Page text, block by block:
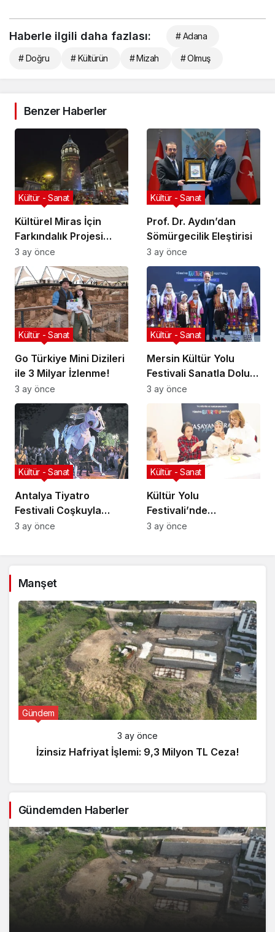
Haberle ilgili daha fazlası: # Adana
# Doğru # Kültürün # Mizah # Olmuş
Benzer Haberler
Kültürel Miras İçin
Farkındalık Projesi
Başlıyor
Kültür - Sanat
3 ay önce
Prof. Dr. Aydın’dan
Sömürgecilik Eleştirisi
Kültür - Sanat
3 ay önce
Go Türkiye Mini Dizileri
ile 3 Milyar İzlenme!
Kültür - Sanat
3 ay önce
Mersin Kültür Yolu
Festivali Sanatla Dolu
Geçiyor!
Kültür - Sanat
3 ay önce
Antalya Tiyatro
Festivali Coşkuyla
Başladı!
Kültür - Sanat
3 ay önce
Kültür Yolu
Festivali’nde
Geleneksel Sanatlar
Kültür - Sanat
3 ay önce
Manşet
Gündem
3 ay önce
İzinsiz Hafriyat İşlemi: 9,3 Milyon TL Ceza!
Gündemden Haberler